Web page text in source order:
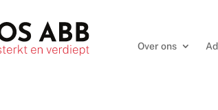
Over ons